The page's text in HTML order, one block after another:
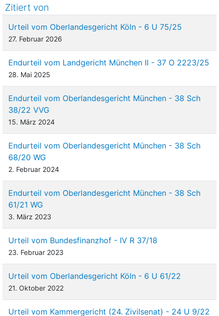
Zitiert von
Urteil vom Oberlandesgericht Köln - 6 U 75/25
27. Februar 2026
Endurteil vom Landgericht München II - 37 O 2223/25
28. Mai 2025
Endurteil vom Oberlandesgericht München - 38 Sch
38/22 VVG
15. März 2024
Endurteil vom Oberlandesgericht München - 38 Sch
68/20 WG
2. Februar 2024
Endurteil vom Oberlandesgericht München - 38 Sch
61/21 WG
3. März 2023
Urteil vom Bundesfinanzhof - IV R 37/18
23. Februar 2023
Urteil vom Oberlandesgericht Köln - 6 U 61/22
21. Oktober 2022
Urteil vom Kammergericht (24. Zivilsenat) - 24 U 9/22